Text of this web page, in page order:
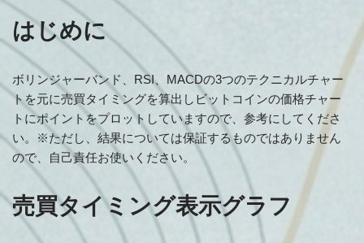
はじめに
ボリンジャーバンド、RSI、MACDの3つのテクニカルチャー
トを元に売買タイミングを算出しビットコインの価格チャー
トにポイントをプロットしていますので、参考にしてくださ
い。※ただし、結果については保証するものではありません
ので、自己責任お使いください。
売買タイミング表示グラフ